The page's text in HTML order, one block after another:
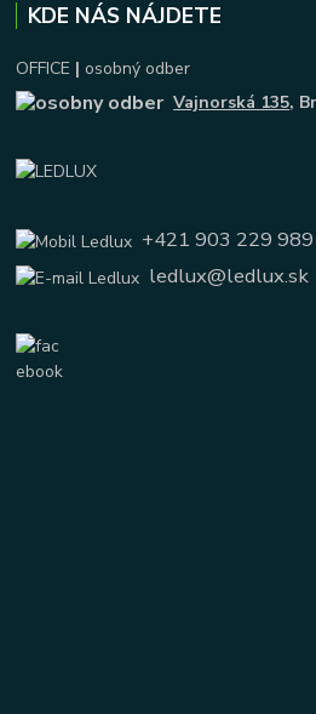
KDE NÁS NÁJDETE
OFFICE | osobný odber
Vajnorská 135,
+421 903 229 989
ledlux@ledlux.sk